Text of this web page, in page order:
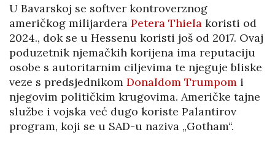
U Bavarskoj se softver kontroverznog
američkog milijardera Petera Thiela koristi od
2024., dok se u Hessenu koristi još od 2017. Ovaj
poduzetnik njemačkih korijena ima reputaciju
osobe s autoritarnim ciljevima te njeguje bliske
veze s predsjednikom Donaldom Trumpom i
njegovim političkim krugovima. Američke tajne
službe i vojska već dugo koriste Palantirov
program, koji se u SAD-u naziva „Gotham“.